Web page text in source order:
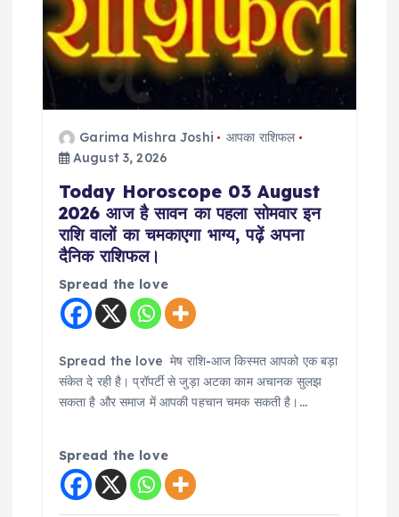
Garima Mishra Joshi
आपका राशिफल
August 3, 2026
Today Horoscope 03 August
2026 आज है सावन का पहला सोमवार इन
राशि वालों का चमकाएगा भाग्य, पढ़ें अपना
दैनिक राशिफल।
Spread the love
Spread the love मेष राशि-आज किस्मत आपको एक बड़ा
संकेत दे रही है। प्रॉपर्टी से जुड़ा अटका काम अचानक सुलझ
सकता है और समाज में आपकी पहचान चमक सकती है।…
Spread the love